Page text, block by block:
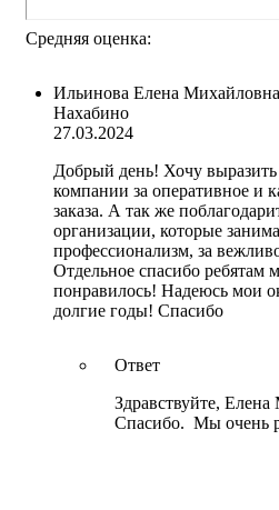
Средняя оценка:
Ильинова Елена Михайловна
Нахабино
27.03.2024
Добрый день! Хочу
компании за оперативное и
заказа. А так же
организации, которые
профессионализм, за
Отдельное спасибо ребятам
понравилось! Надеюсь мои
долгие годы! Спасибо
Ответ
Здравствуйте,
Спасибо. Мы очень